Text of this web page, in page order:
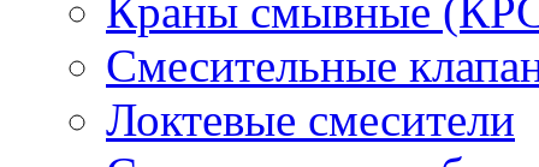
Краны смывные
Смесительные
Локтевые смесители